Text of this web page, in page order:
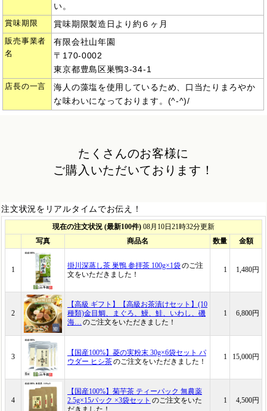
い。
賞味期限 賞味期限製造日より約６ヶ月
販売事業者
名
有限会社山年園
〒170-0002
東京都豊島区巣鴨3-34-1
店長の一言
海人の藻塩を使用しているため、口当たりまろやか
な味わいになっております。(^-^)/
たくさんのお客様に
ご購入いただいております！
注文状況をリアルタイムでお伝え！